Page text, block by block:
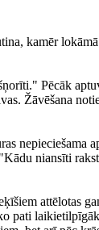
kamēr
Pēcāk
Žāvēšana
niansīti
attēlotas
pati